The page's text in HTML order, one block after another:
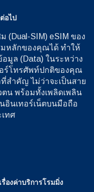
อไป
(Dual-SIM) eSIM ของ
มหลักของคุณได้ ทำให้
มูล (Data) ในระหว่าง
อร์โทรศัพท์ปกติของคุณ
สำคัญ ไม่ว่าจะเป็นสาย
น พร้อมทั้งเพลิดเพลิน
อินเทอร์เน็ตบนมือถือ
ทศ
รื่องค่าบริการโรมมิ่ง